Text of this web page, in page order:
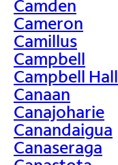
Camden
Cameron
Camillus
Campbell
Campbell Hall
Canaan
Canajoharie
Canandaigua
Canaseraga